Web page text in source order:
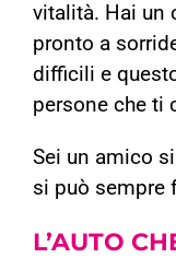
vitalità. Hai un
pronto a
difficili e
persone che ti
Sei un amico
si può sempre
L’AUTO